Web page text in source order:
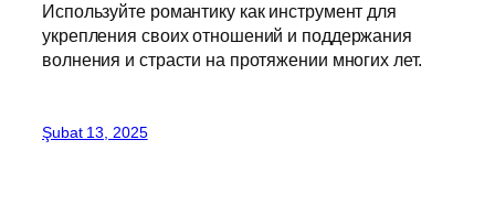
Используйте романтику как инструмент для
укрепления своих отношений и поддержания
волнения и страсти на протяжении многих лет.
Şubat 13, 2025